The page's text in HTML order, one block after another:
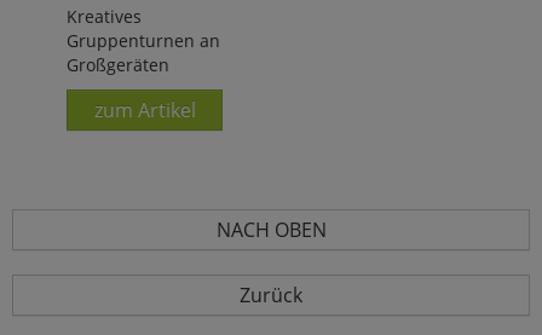
Kreatives
Gruppenturnen an
Großgeräten
zum Artikel
NACH OBEN
Zurück